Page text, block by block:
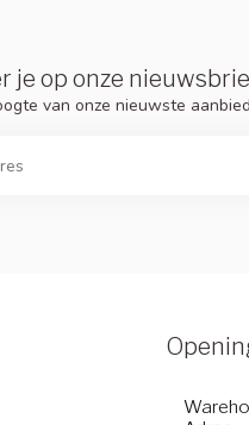
je op onze
van onze nieuwste